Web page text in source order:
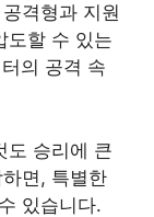
격형과 지원
도할 수 있는
의 공격 속
도 승리에 큰
면, 특별한
있습니다.